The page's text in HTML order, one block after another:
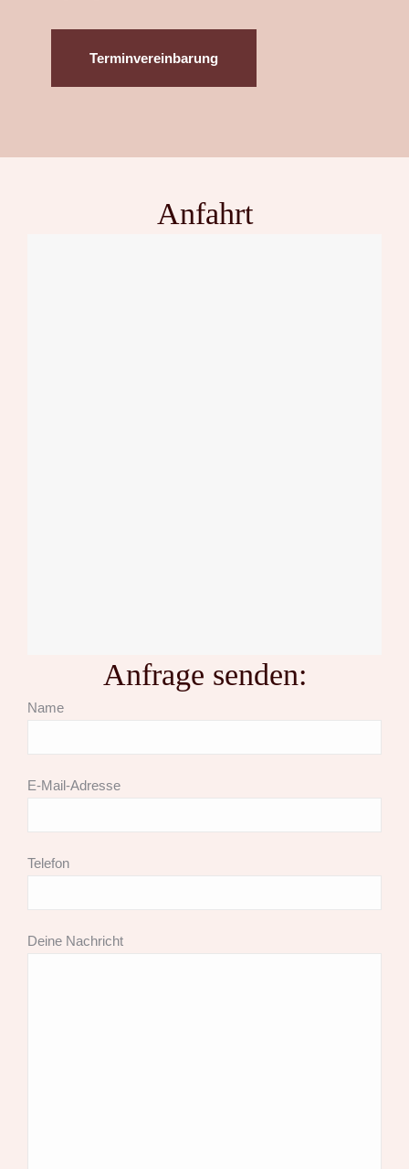
Terminvereinbarung
Anfahrt
Anfrage senden:
Name
E-Mail-Adresse
Telefon
Deine Nachricht